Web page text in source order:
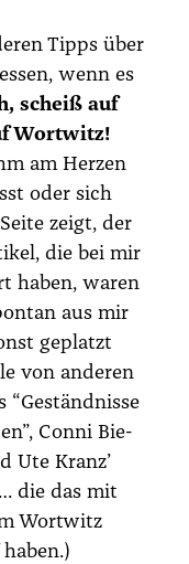
Tipps über
wenn es
scheiß auf
Wort­witz!
am Her­zen
oder sich
zeigt, der
die bei mir
haben, waren
aus mir
geplatzt
von ande­ren
“Geständ­nis­se
, Con­ni Bie­
Ute Kranz’
die das mit
Wort­witz